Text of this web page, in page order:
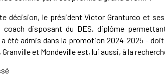
décision, le président Victor Granturco et
coach disposant du DES, diplôme
été admis dans la promotion 2024-2025 -
et Mondeville est, lui aussi, à la